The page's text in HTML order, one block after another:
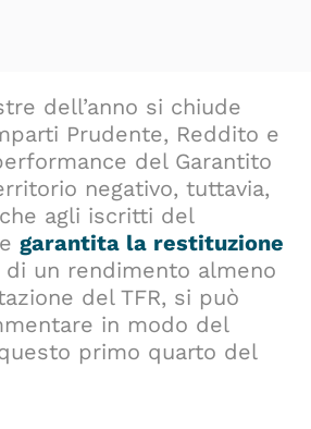
dell’anno si chiude
Prudente, Reddito e
del Garantito
negativo, tuttavia,
agli iscritti del
garantita la restituzione
di un rendimento almeno
del TFR, si può
in modo del
primo quarto del